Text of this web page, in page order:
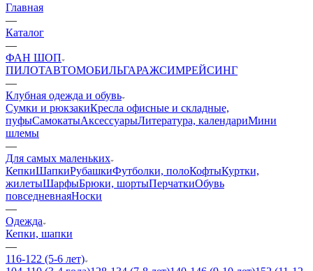
Главная
—
Каталог
—
ФАН ШОП
ПИЛОТАВТОМОБИЛЬГАРАЖСИМРЕЙСИНГ
—
Клубная одежда и обувь
Сумки и рюкзакиКресла офисные и складные,
пуфыСамокатыАксессуарыЛитература, календариМини
шлемы
—
Для самых маленьких
КепкиШапкиРубашкиФутболки, полоКофтыКуртки,
жилетыШарфыБрюки, шортыПерчаткиОбувь
повседневнаяНоски
—
Одежда
Кепки, шапки
—
116-122 (5-6 лет)